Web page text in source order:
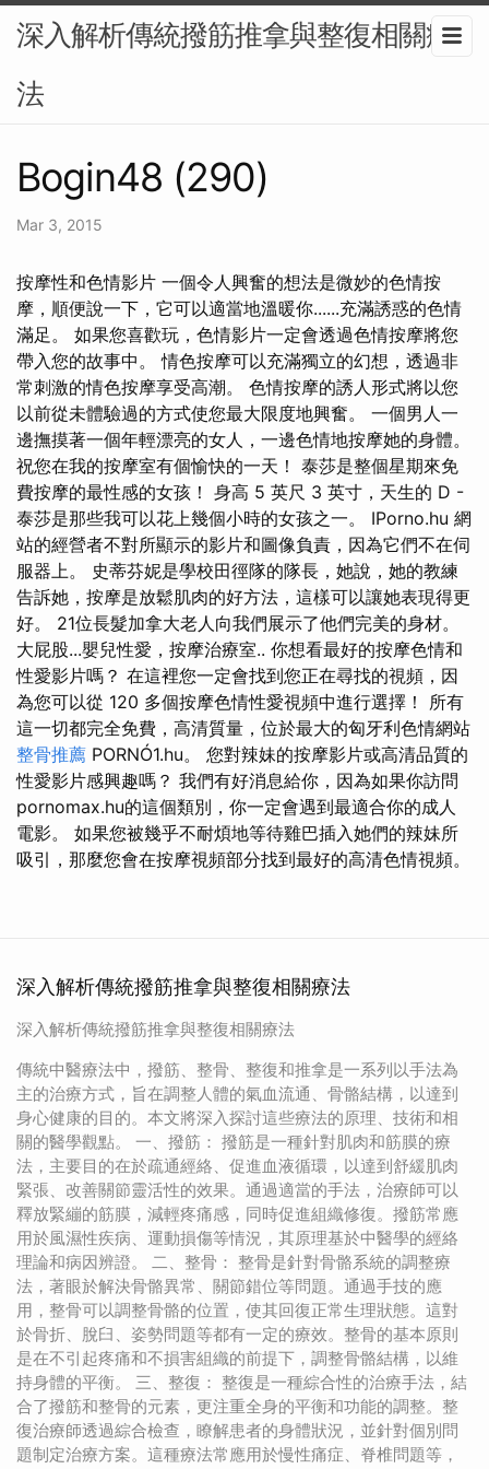
深入解析傳統撥筋推拿與整復相關療
法
Bogin48 (290)
Mar 3, 2015
按摩性和色情影片 一個令人興奮的想法是微妙的色情按
摩，順便說一下，它可以適當地溫暖你......充滿誘惑的色情
滿足。 如果您喜歡玩，色情影片一定會透過色情按摩將您
帶入您的故事中。 情色按摩可以充滿獨立的幻想，透過非
常刺激的情色按摩享受高潮。 色情按摩的誘人形式將以您
以前從未體驗過的方式使您最大限度地興奮。 一個男人一
邊撫摸著一個年輕漂亮的女人，一邊色情地按摩她的身體。
祝您在我的按摩室有個愉快的一天！ 泰莎是整個星期來免
費按摩的最性感的女孩！ 身高 5 英尺 3 英寸，天生的 D -
泰莎是那些我可以花上幾個小時的女孩之一。 IPorno.hu 網
站的經營者不對所顯示的影片和圖像負責，因為它們不在伺
服器上。 史蒂芬妮是學校田徑隊的隊長，她說，她的教練
告訴她，按摩是放鬆肌肉的好方法，這樣可以讓她表現得更
好。 21位長髮加拿大老人向我們展示了他們完美的身材。
大屁股...嬰兒性愛，按摩治療室.. 你想看最好的按摩色情和
性愛影片嗎？ 在這裡您一定會找到您正在尋找的視頻，因
為您可以從 120 多個按摩色情性愛視頻中進行選擇！ 所有
這一切都完全免費，高清質量，位於最大的匈牙利色情網站
整骨推薦 PORNÓ1.hu。 您對辣妹的按摩影片或高清品質的
性愛影片感興趣嗎？ 我們有好消息給你，因為如果你訪問
pornomax.hu的這個類別，你一定會遇到最適合你的成人
電影。 如果您被幾乎不耐煩地等待雞巴插入她們的辣妹所
吸引，那麼您會在按摩視頻部分找到最好的高清色情視頻。
深入解析傳統撥筋推拿與整復相關療法
深入解析傳統撥筋推拿與整復相關療法
傳統中醫療法中，撥筋、整骨、整復和推拿是一系列以手法為
主的治療方式，旨在調整人體的氣血流通、骨骼結構，以達到
身心健康的目的。本文將深入探討這些療法的原理、技術和相
關的醫學觀點。 一、撥筋： 撥筋是一種針對肌肉和筋膜的療
法，主要目的在於疏通經絡、促進血液循環，以達到舒緩肌肉
緊張、改善關節靈活性的效果。通過適當的手法，治療師可以
釋放緊繃的筋膜，減輕疼痛感，同時促進組織修復。撥筋常應
用於風濕性疾病、運動損傷等情況，其原理基於中醫學的經絡
理論和病因辨證。 二、整骨： 整骨是針對骨骼系統的調整療
法，著眼於解決骨骼異常、關節錯位等問題。通過手技的應
用，整骨可以調整骨骼的位置，使其回復正常生理狀態。這對
於骨折、脫臼、姿勢問題等都有一定的療效。整骨的基本原則
是在不引起疼痛和不損害組織的前提下，調整骨骼結構，以維
持身體的平衡。 三、整復： 整復是一種綜合性的治療手法，結
合了撥筋和整骨的元素，更注重全身的平衡和功能的調整。整
復治療師透過綜合檢查，瞭解患者的身體狀況，並針對個別問
題制定治療方案。這種療法常應用於慢性痛症、脊椎問題等，